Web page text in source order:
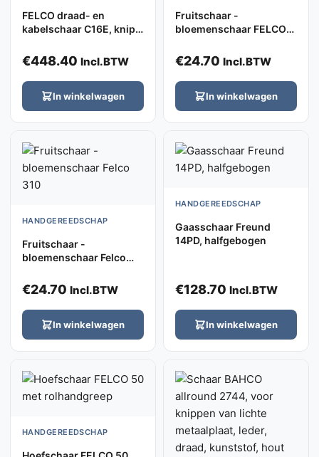
FELCO draad- en
kabelschaar C16E, knipt
€448.40 Incl.BTW
In winkelwagen
Fruitschaar -
bloemenschaar FELCO
€24.70 Incl.BTW
In winkelwagen
HANDGEREEDSCHAP
Fruitschaar -
bloemenschaar Felco
€24.70 Incl.BTW
In winkelwagen
HANDGEREEDSCHAP
Gaasschaar Freund
14PD, halfgebogen
€128.70 Incl.BTW
In winkelwagen
HANDGEREEDSCHAP